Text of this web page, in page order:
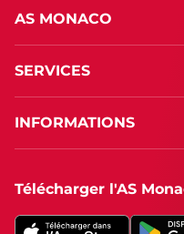
AS MONACO
SERVICES
INFORMATIONS
Télécharger l'AS